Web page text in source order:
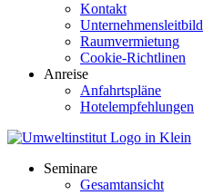
Kontakt
Unternehmensleitbild
Raumvermietung
Cookie-Richtlinen
Anreise
Anfahrtspläne
Hotelempfehlungen
Seminare
Gesamtansicht